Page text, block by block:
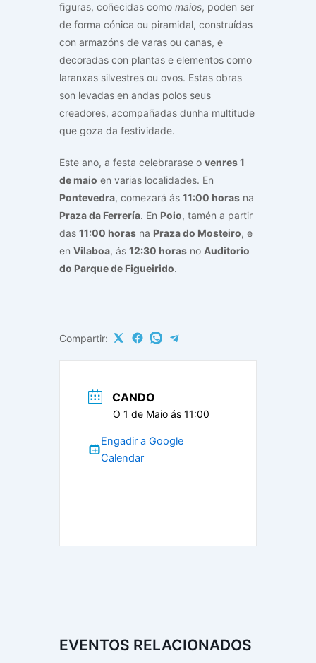
figuras, coñecidas como maios, poden ser
de forma cónica ou piramidal, construídas
con armazóns de varas ou canas, e
decoradas con plantas e elementos como
laranxas silvestres ou ovos. Estas obras
son levadas en andas polos seus
creadores, acompañadas dunha multitude
que goza da festividade.
Este ano, a festa celebrarase o venres 1
de maio en varias localidades. En
Pontevedra, comezará ás 11:00 horas na
Praza da Ferrería. En Poio, tamén a partir
das 11:00 horas na Praza do Mosteiro, e
en Vilaboa, ás 12:30 horas no Auditorio
do Parque de Figueirido.
Compartir:
CANDO
O 1 de Maio ás 11:00
Engadir a Google
Calendar
EVENTOS RELACIONADOS